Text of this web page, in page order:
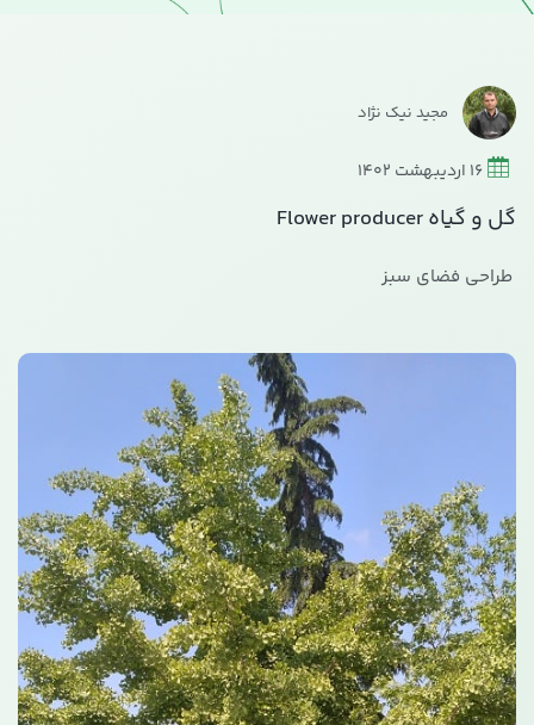
مجید نیک نژاد
16 اردیبهشت 1402
گل و گیاه Flower producer
طراحی فضای سبز